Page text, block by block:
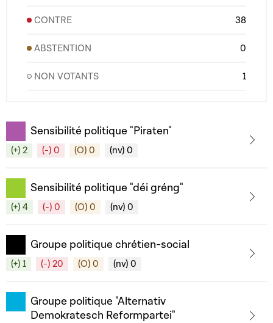
CONTRE 38
ABSTENTION 0
NON VOTANTS 1
Sensibilité politique "Piraten"
(+) 2 (-) 0 (O) 0 (nv) 0
Sensibilité politique "déi gréng"
(+) 4 (-) 0 (O) 0 (nv) 0
Groupe politique chrétien-social
(+) 1 (-) 20 (O) 0 (nv) 0
Groupe politique "Alternativ
Demokratesch Reformpartei"